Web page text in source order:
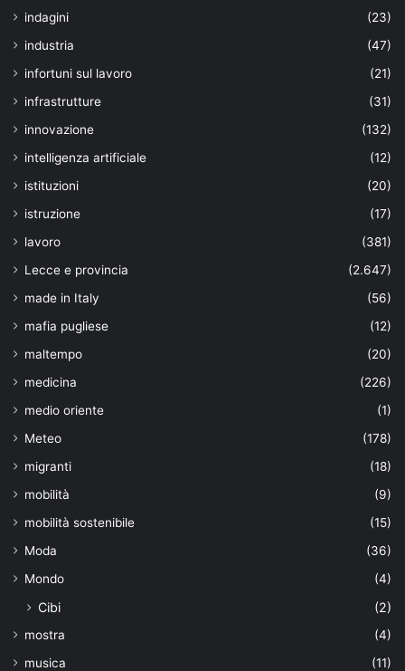
indagini
(23)
industria
(47)
infortuni sul lavoro
(21)
infrastrutture
(31)
innovazione
(132)
intelligenza artificiale
(12)
istituzioni
(20)
istruzione
(17)
lavoro
(381)
Lecce e provincia
(2.647)
made in Italy
(56)
mafia pugliese
(12)
maltempo
(20)
medicina
(226)
medio oriente
(1)
Meteo
(178)
migranti
(18)
mobilità
(9)
mobilità sostenibile
(15)
Moda
(36)
Mondo
(4)
Cibi (2)
mostra
(4)
musica
(11)